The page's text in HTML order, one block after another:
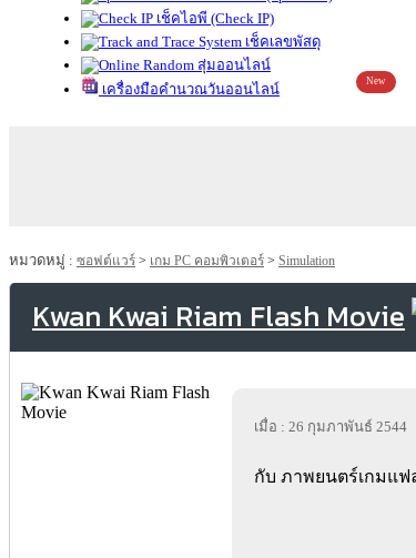
เช็คไอพี (Check IP)
เช็คเลขพัสดุ
สุ่มออนไลน์
เครื่องมือคำนวณวันออนไลน์
New
หมวดหมู่ : ซอฟต์แวร์ > เกม PC คอมพิวเตอร์ > Simulation
Kwan Kwai Riam Flash Movie
เมื่อ : 26 กุมภาพันธ์ 2544
กับ ภาพยนตร์เกมแฟ